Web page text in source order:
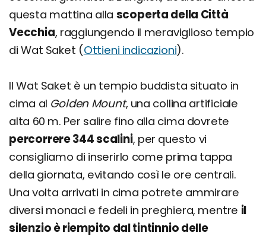
questa mattina alla scoperta della Città
Vecchia, raggiungendo il meraviglioso tempio
di Wat Saket (Ottieni indicazioni).
Il Wat Saket è un tempio buddista situato in
cima al Golden Mount, una collina artificiale
alta 60 m. Per salire fino alla cima dovrete
percorrere 344 scalini, per questo vi
consigliamo di inserirlo come prima tappa
della giornata, evitando così le ore centrali.
Una volta arrivati in cima potrete ammirare
diversi monaci e fedeli in preghiera, mentre il
silenzio è riempito dal tintinnio delle